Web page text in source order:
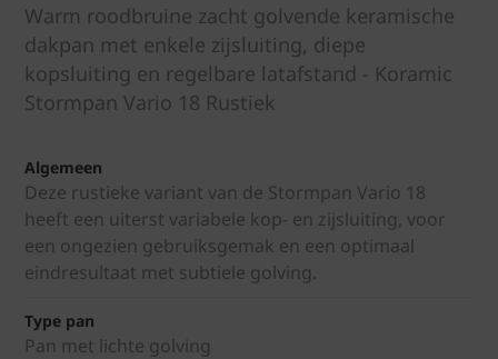
Warm roodbruine zacht golvende keramische
dakpan met enkele zijsluiting, diepe
kopsluiting en regelbare latafstand - Koramic
Stormpan Vario 18 Rustiek
Algemeen
Deze rustieke variant van de Stormpan Vario 18
heeft een uiterst variabele kop- en zijsluiting, voor
een ongezien gebruiksgemak en een optimaal
eindresultaat met subtiele golving.
Type pan
Pan met lichte golving